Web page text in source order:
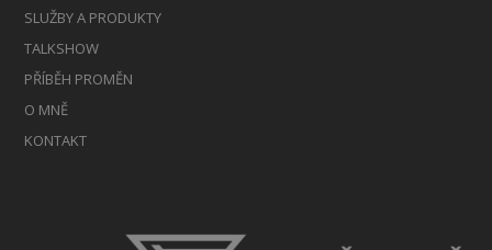
SLUŽBY A PRODUKTY
TALKSHOW
PŘÍBĚH PROMĚN
O MNĚ
KONTAKT